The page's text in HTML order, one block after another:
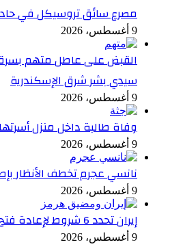
مصرع سائق تروسيكل في حادث
9 أغسطس، 2026
القبض على عاطل متهم
سيدي بشر شرق الإسكندرية
9 أغسطس، 2026
وفاة طالبة داخل منزل
9 أغسطس، 2026
نانسي عجرم تخطف الأنظار
9 أغسطس، 2026
إيران تحدد 6 شروط لإعادة فتح مضيق هرمز
9 أغسطس، 2026